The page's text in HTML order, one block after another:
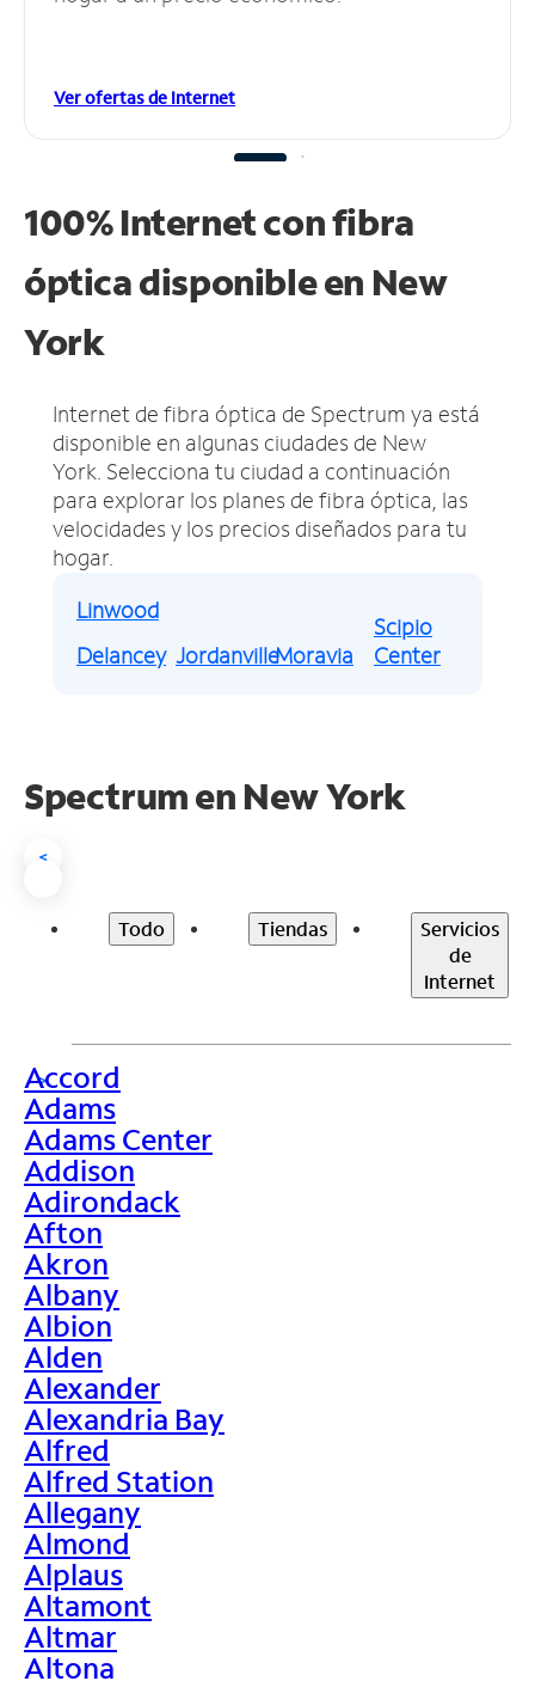
Ver ofertas de Internet
100% Internet con fibra
óptica disponible en New
York
Internet de fibra óptica de Spectrum ya está
disponible en algunas ciudades de New
York. Selecciona tu ciudad a continuación
para explorar los planes de fibra óptica, las
velocidades y los precios diseñados para tu
hogar.
Linwood
Delancey JordanvilleMoravia
Scipio
Center
Spectrum en New York
<
Todo Tiendas
Servicios
de
Internet
>
Accord
Adams
Adams Center
Addison
Adirondack
Afton
Akron
Albany
Albion
Alden
Alexander
Alexandria Bay
Alfred
Alfred Station
Allegany
Almond
Alplaus
Altamont
Altmar
Altona